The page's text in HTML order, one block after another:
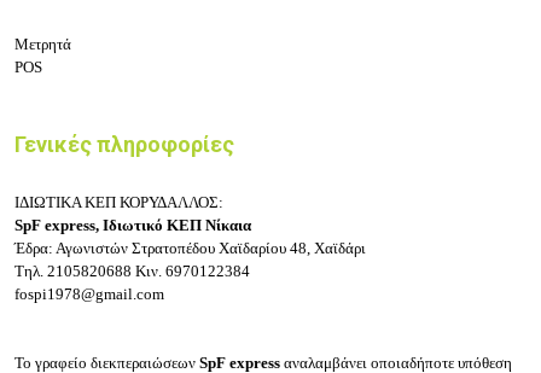
Μετρητά
POS
Γενικές πληροφορίες
ΙΔΙΩΤΙΚΑ ΚΕΠ ΚΟΡΥΔΑΛΛΟΣ:
SpF express, Ιδιωτικό ΚΕΠ Νίκαια
Έδρα: Αγωνιστών Στρατοπέδου Χαϊδαρίου 48, Χαϊδάρι
Τηλ. 2105820688 Κιν. 6970122384
fospi1978@gmail.com
Το γραφείο διεκπεραιώσεων SpF express αναλαμβάνει οποιαδήποτε υπόθεση